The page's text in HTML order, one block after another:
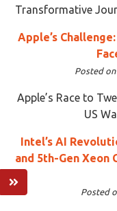
Transformative
Apple’s
Posted on
Apple’s Race to
US
Intel’s AI
and 5th-Gen Xeon
Posted